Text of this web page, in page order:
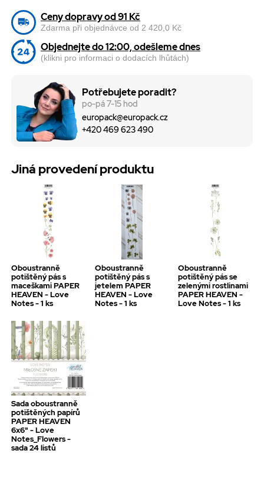
Ceny dopravy od 91 Kč
Zdarma při objednávce od 2 420,0 Kč
Objednejte do 12:00, odešleme dnes
(klikni pro informaci o dodacích lhůtách)
Potřebujete poradit?
po-pá 7-15 hod
europack@europack.cz
+420 469 623 490
Jiná provedení produktu
Oboustranně
potištěný pás s
maceškami PAPER
HEAVEN - Love
Notes - 1 ks
Oboustranně
potištěný pás s
jetelem PAPER
HEAVEN - Love
Notes - 1 ks
Oboustranně
potištěný pás se
zelenými rostlinami
PAPER HEAVEN -
Love Notes - 1 ks
Sada oboustranně
potištěných papírů
PAPER HEAVEN
6x6" - Love
Notes_Flowers -
sada 24 listů